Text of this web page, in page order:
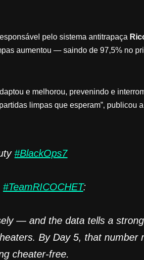
pelo sistema antitrapaça
aumentou — saindo de 97,5% no
e melhorou, prevenindo e
limpas que esperam”, publicou a
#BlackOps7
#TeamRICOCHET:
— and the data tells a
By Day 5, that number
cheater-free.